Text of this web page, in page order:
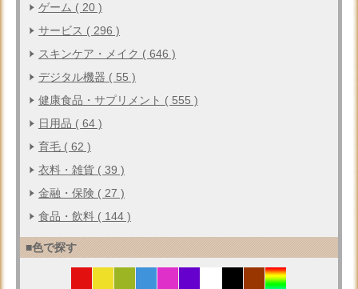
ゲーム ( 20 )
サービス ( 296 )
スキンケア・メイク ( 646 )
デジタル機器 ( 55 )
健康食品・サプリメント ( 555 )
日用品 ( 64 )
育毛 ( 62 )
衣料・雑貨 ( 39 )
金融・保険 ( 27 )
食品・飲料 ( 144 )
■色で探す